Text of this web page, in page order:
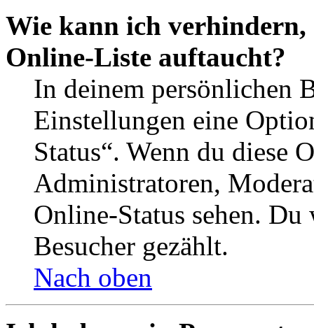
Wie kann ich verhindern,
Online-Liste auftaucht?
In deinem persönlichen
Einstellungen eine
Status“. Wenn du diese
Administratoren,
Online-Status sehen.
Besucher gezählt.
Nach oben